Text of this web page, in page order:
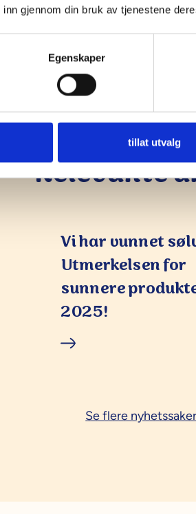
gjennom din bruk av tjenestene
Egenskaper
tillat utvalg
Relevante
Vi har vunnet
Utmerkelsen for
sunnere
2025!
Se flere nyhetssaker